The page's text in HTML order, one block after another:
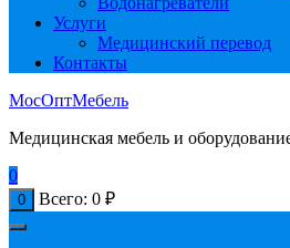
Услуги
Медицинский перевод
Контакты
МосОптМебель
Медицинская мебель и
0
0 Всего: 0 ₽